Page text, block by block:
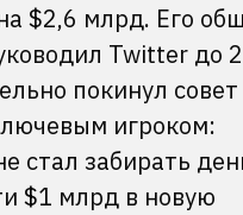
$2,6 млрд. Его
Twitter до
покинул совет
игроком:
стал забирать
$1 млрд в новую